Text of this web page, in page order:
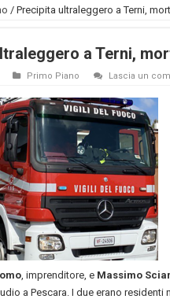
/ Precipita ultraleggero a Terni,
a Terni,
Primo Piano Lascia un
, imprenditore, e Massimo
a Pescara. I due erano residenti